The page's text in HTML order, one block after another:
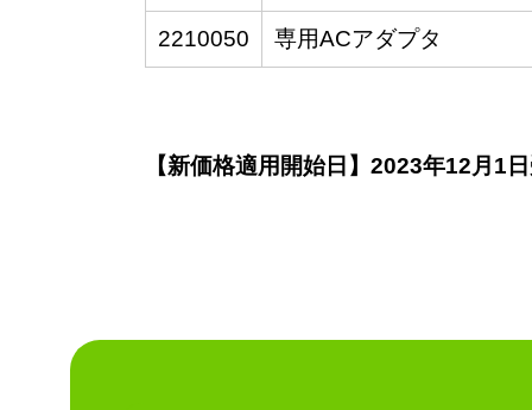
2210050 専用ACアダプタ
【新価格適用開始日】2023年12月1